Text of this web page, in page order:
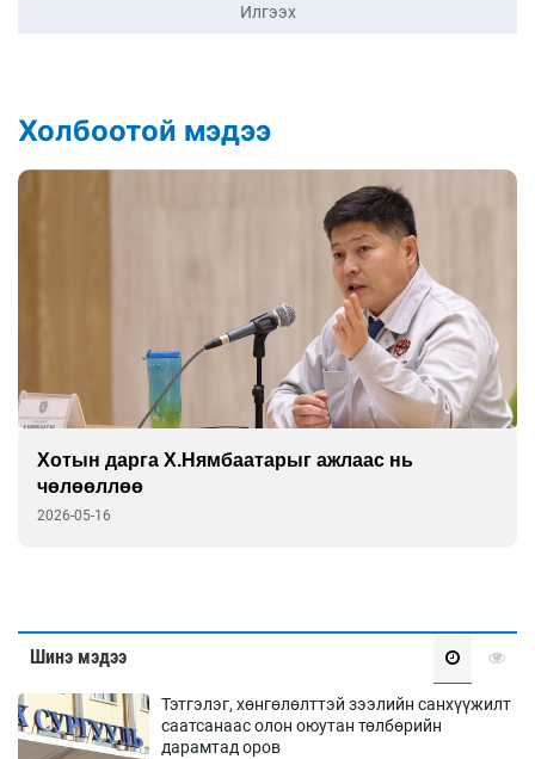
Илгээх
Холбоотой мэдээ
Хотын дарга Х.Нямбаатарыг ажлаас нь
чөлөөллөө
2026-05-16
Шинэ мэдээ
Тэтгэлэг, хөнгөлөлттэй зээлийн санхүүжилт
саатсанаас олон оюутан төлбөрийн
дарамтад оров